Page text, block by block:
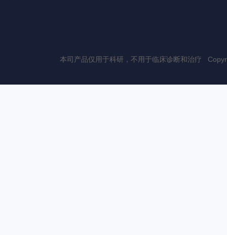
本司产品仅用于科研，不用于临床诊断和治疗